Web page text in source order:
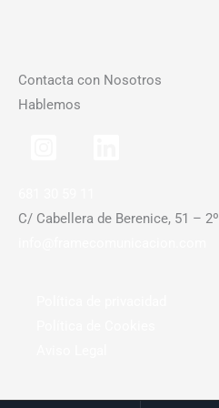
Contacta con Nosotros
Hablemos
C/ Cabellera de Berenice, 51 –